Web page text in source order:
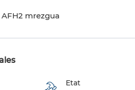
mrezgua
Etat